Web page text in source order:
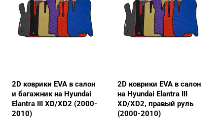
2D коврики EVA в салон
и багажник на Hyundai
Elantra III XD/XD2 (2000-
2010)
2D коврики EVA в салон
на Hyundai Elantra III
XD/XD2, правый руль
(2000-2010)